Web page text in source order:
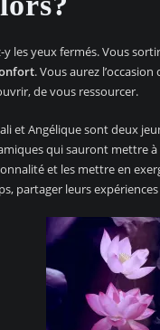
y les yeux fermés. Vous
. Vous aurez l’occasion
de vous ressourcer.
et Angélique sont deux
qui sauront mettre
et les mettre en
partager leurs